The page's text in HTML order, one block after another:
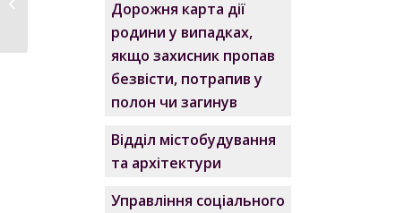
Дорожня карта дії
родини у випадках,
якщо захисник пропав
безвісти, потрапив у
полон чи загинув
Відділ містобудування
та архітектури
Управління соціального